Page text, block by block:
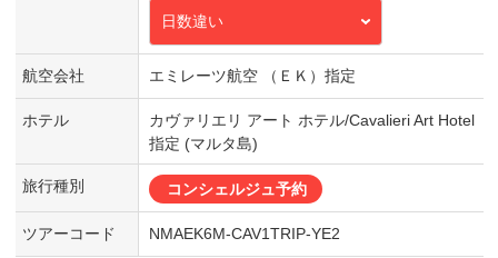
日数違い
航空会社 エミレーツ航空 （ＥＫ）指定
ホテル
カヴァリエリ アート ホテル/Cavalieri Art Hotel
指定 (マルタ島)
旅行種別 コンシェルジュ予約
ツアーコード NMAEK6M-CAV1TRIP-YE2